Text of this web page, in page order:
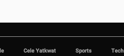
Cele Yatkwat Sports Tech